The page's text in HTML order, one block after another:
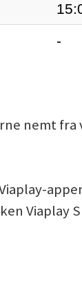
-
nemt
Viaplay